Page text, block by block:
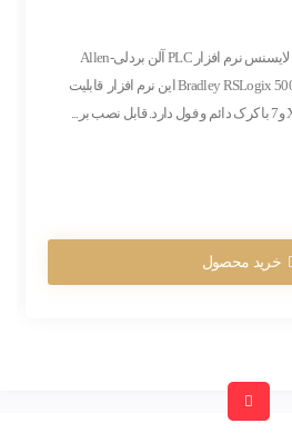
نرم افزار RsLogix 500 v8.40 با لایسنس نرم افزار PLC آلن بردلی-Allen
Bradley RSLogix 500 RSLogix 500 Pro RSLinx Pro این نرم افزار قابلیت
خرید محصول